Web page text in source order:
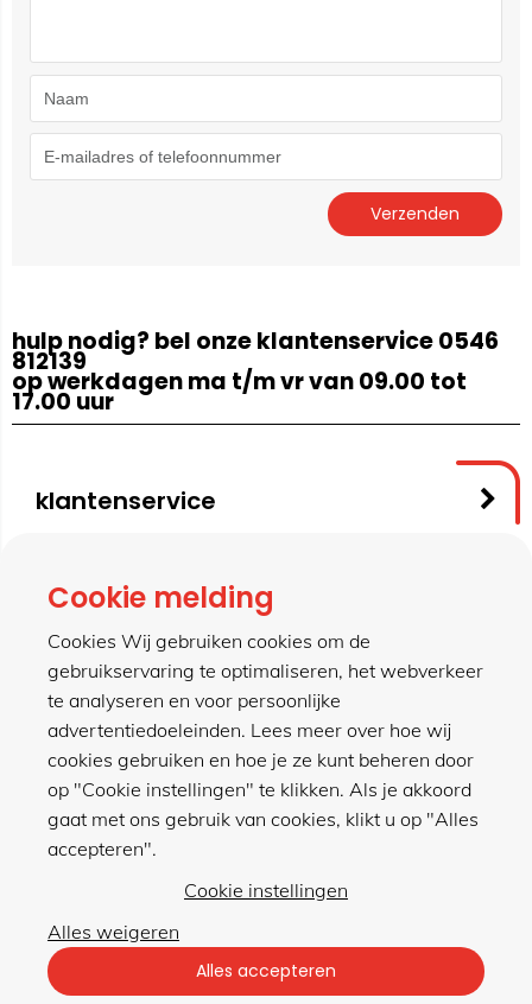
hulp nodig? bel onze klantenservice 0546
812139
op werkdagen ma t/m vr van 09.00 tot
17.00 uur
klantenservice
contact
meer van hillen
winkel
Algemene voorwaarden
Cookie melding
Cookies Wij gebruiken cookies om de
gebruikservaring te optimaliseren, het webverkeer
te analyseren en voor persoonlijke
advertentiedoeleinden. Lees meer over hoe wij
cookies gebruiken en hoe je ze kunt beheren door
op "Cookie instellingen" te klikken. Als je akkoord
gaat met ons gebruik van cookies, klikt u op "Alles
accepteren".
Cookie instellingen
Alles weigeren
Alles accepteren